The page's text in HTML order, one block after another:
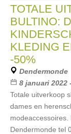
TOTALE
BULTINO:
KLEDING
-50%
Dendermonde
8 januari 2022
Totale uitverkoop
dames en
Dendermonde tel